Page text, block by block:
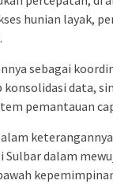
hunian layak,
sebagai
konsolidasi data,
pemantauan
dalam